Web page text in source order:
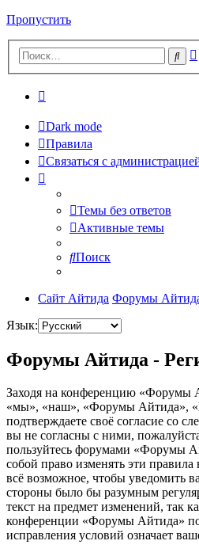
Пропустить
Dark mode
Правила
Связаться с
Темы без ответов
Активные темы
Поиск
Сайт Айтида Форумы
Язык:
Форумы Айтида -
Заходя на конференцию «Форумы
«мы», «наш», «Форумы Айтида»,
подтверждаете своё согласие со
вы не согласны с ними,
пользуйтесь форумами «Форумы
собой право изменять эти
всё возможное, чтобы уведомить
стороны было бы разумным
текст на предмет изменений, так
конференции «Форумы Айтида»
исправления условий означает